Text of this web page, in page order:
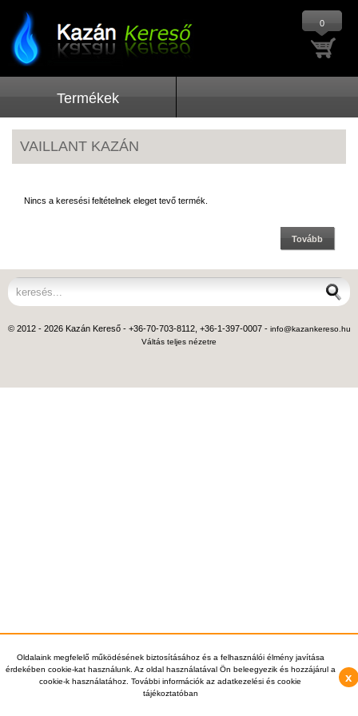
Oldalaink megfelelő működésének biztosításához és a felhasználói élmény javítása
érdekében cookie-kat használunk. Az oldal használatával Ön beleegyezik és hozzájárul a
cookie-k használatához. További információk az adatkezelési és cookie
tájékoztatóban
x
0
Termékek
VAILLANT KAZÁN
Nincs a keresési feltételnek eleget tevő termék.
Tovább
© 2012 - 2026 Kazán Kereső - +36-70-703-8112, +36-1-397-0007 - info@kazankereso.hu
Váltás teljes nézetre